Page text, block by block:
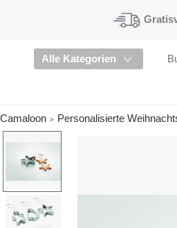
Alle Kategorien
Camaloon Personalisierte